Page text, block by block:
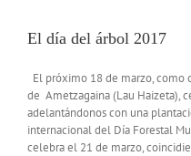
El día del árbol 2017
El próximo 18 de marzo, como
de Ametzagaina (Lau Haizeta),
adelantándonos con una
internacional del Día Forestal
celebra el 21 de marzo,